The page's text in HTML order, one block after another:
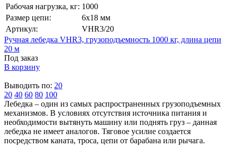
Рабочая нагрузка, кг: 1000
Размер цепи:
6x18 мм
Артикул:
VHR3/20
Ручная лебедка VHR3, грузоподъемность 1000 кг, длина цепи
20 м
Под заказ
В корзину
Выводить по: 20
20 40 60 80 100
Лебедка – один из самых распространенных грузоподъемных
механизмов. В условиях отсутствия источника питания и
необходимости вытянуть машину или поднять груз – данная
лебедка не имеет аналогов. Тяговое усилие создается
посредством каната, троса, цепи от барабана или рычага.